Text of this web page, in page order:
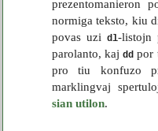
prezentomanieron
normiga teksto, kiu
povas uzi dl-listojn
parolanto, kajdd por
pro tiu konfuzo
marklingvaj
sian utilon.